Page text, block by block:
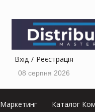
Вхід Реєстрація
08 серпня 2026
Маркетинг Каталог